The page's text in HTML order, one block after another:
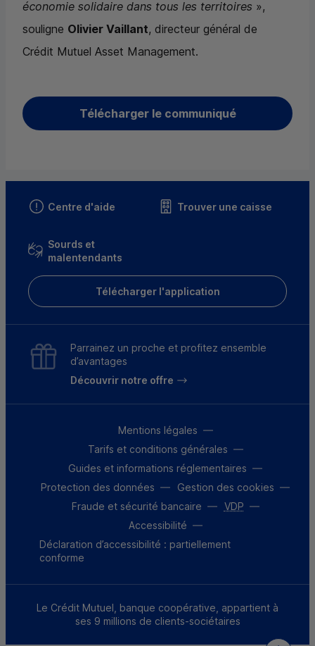
économie solidaire dans tous les territoires »,
souligne Olivier Vaillant, directeur général de
Crédit Mutuel Asset Management.
Télécharger le communiqué
Centre d'aide Trouver une caisse
Sourds et
malentendants
Télécharger l'application
Parrainez un proche et profitez ensemble
d’avantages
Découvrir notre offre
Mentions légales
Tarifs et conditions générales
Guides et informations réglementaires
Protection des données
Gestion des cookies
Fraude et sécurité bancaire
VDP
Accessibilité
Déclaration d’accessibilité : partiellement
conforme
Le Crédit Mutuel, banque coopérative, appartient à
ses 9 millions de clients-sociétaires